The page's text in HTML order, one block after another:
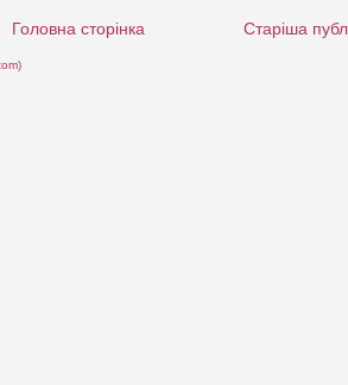
Старіша
Головна сторінка